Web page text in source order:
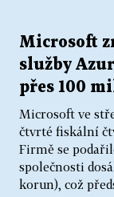
Microsoft
služby
přes 100
Microsoft ve
čtvrté fiskální
Firmě se
společnosti
korun), což